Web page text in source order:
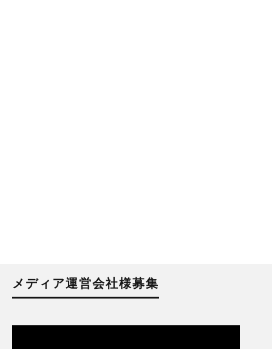
メディア運営会社様募集